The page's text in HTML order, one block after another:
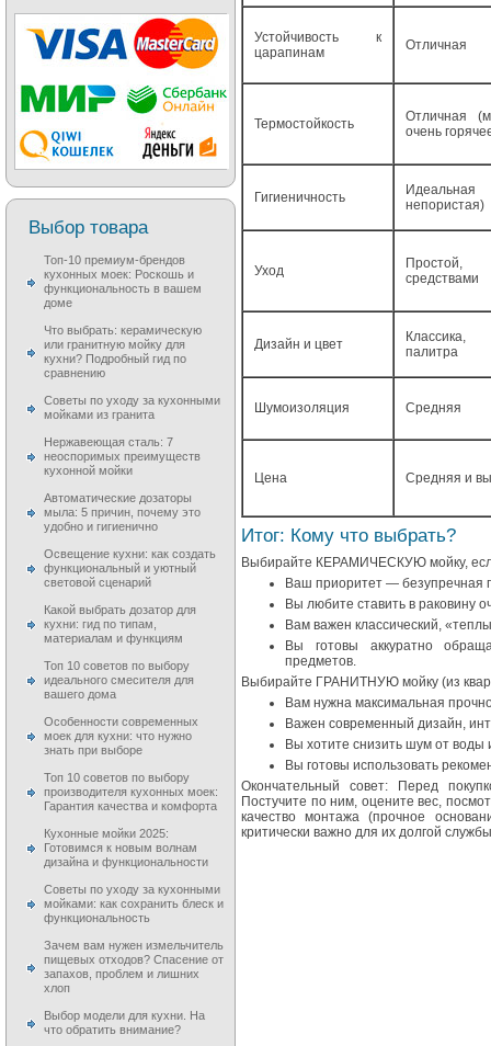
Устойчивость к
царапинам
Отличная
Термостойкость
Отличная
очень
Гигиеничность
непористая)
Уход
средствами
Дизайн и цвет
Классика,
палитра
Шумоизоляция Средняя
Цена Средняя и
Итог: Кому что выбрать?
Выбирайте КЕРАМИЧЕСКУЮ мойку,
Ваш приоритет — безупречная
Вы любите ставить в раковину
Вам важен классический,
Вы готовы аккуратно
предметов.
Выбирайте ГРАНИТНУЮ мойку (из
Вам нужна максимальная
Важен современный дизайн,
Вы хотите снизить шум от воды
Вы готовы использовать
Окончательный совет: Перед
Постучите по ним, оцените вес,
качество монтажа (прочное
критически важно для их долгой
Выбор товара
Топ-10 премиум-брендов
кухонных моек: Роскошь и
функциональность в вашем
доме
Что выбрать: керамическую
или гранитную мойку для
кухни? Подробный гид по
сравнению
Советы по уходу за кухонными
мойками из гранита
Нержавеющая сталь: 7
неоспоримых преимуществ
кухонной мойки
Автоматические дозаторы
мыла: 5 причин, почему это
удобно и гигиенично
Освещение кухни: как создать
функциональный и уютный
световой сценарий
Какой выбрать дозатор для
кухни: гид по типам,
материалам и функциям
Топ 10 советов по выбору
идеального смесителя для
вашего дома
Особенности современных
моек для кухни: что нужно
знать при выборе
Топ 10 советов по выбору
производителя кухонных моек:
Гарантия качества и комфорта
Кухонные мойки 2025:
Готовимся к новым волнам
дизайна и функциональности
Советы по уходу за кухонными
мойками: как сохранить блеск и
функциональность
Зачем вам нужен измельчитель
пищевых отходов? Спасение от
запахов, проблем и лишних
хлоп
Выбор модели для кухни. На
что обратить внимание?